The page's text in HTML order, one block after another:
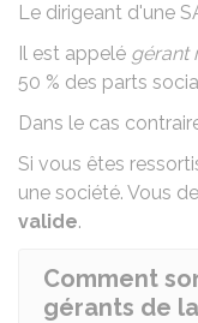
Le dirigeant d'une
Il est appelé gérant
50 % des parts
Dans le cas
Si vous êtes
une société. Vous
valide.
Comment
gérants de